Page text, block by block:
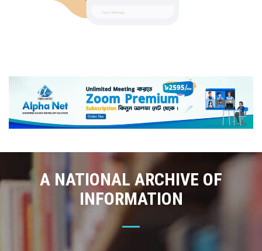
A NATIONAL ARCHIVE OF
INFORMATION